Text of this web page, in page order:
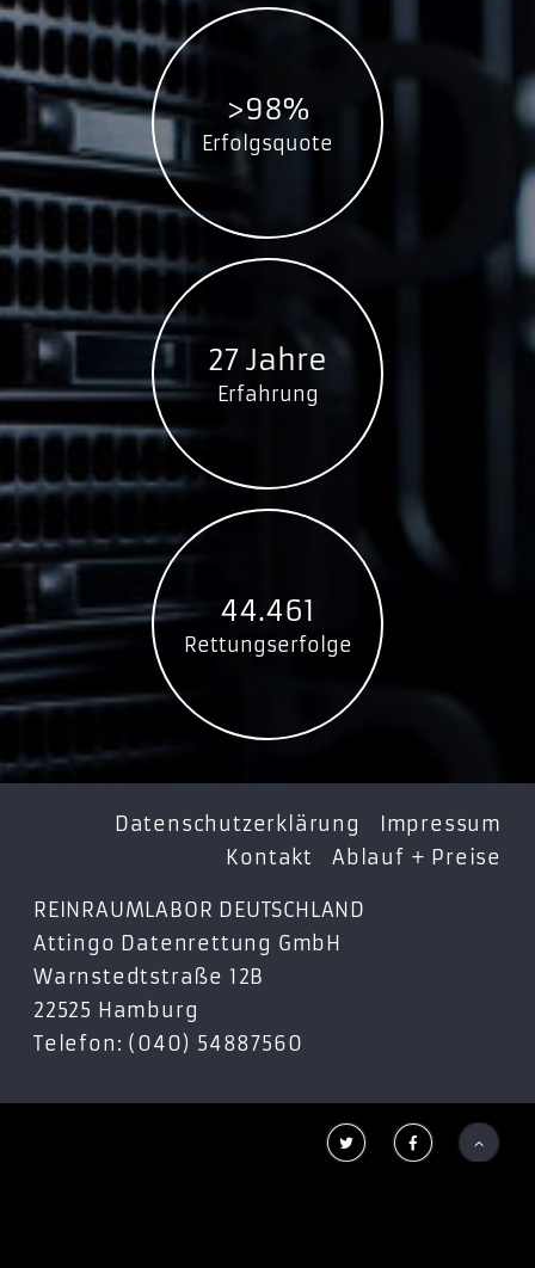
>98%
Erfolgsquote
27 Jahre
Erfahrung
44.461
Rettungserfolge
Datenschutzerklärung
Impressum
Kontakt
Ablauf + Preise
REINRAUMLABOR DEUTSCHLAND
Attingo Datenrettung GmbH
Warnstedtstraße 12B
22525 Hamburg
Telefon: (040) 54887560
  